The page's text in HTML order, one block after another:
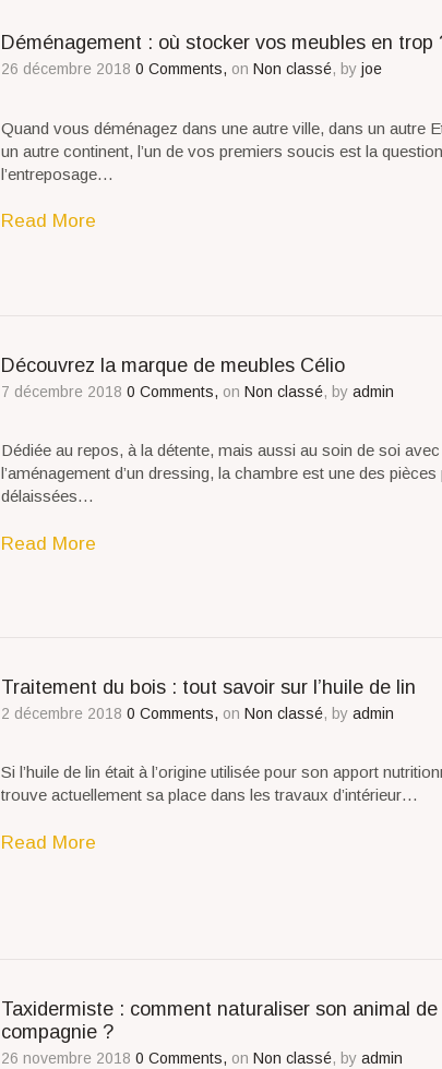
Déménagement : où stocker vos meubles en trop
26 décembre 2018 0 Comments, on Non classé, by joe
Quand vous déménagez dans une autre ville, dans un autre
un autre continent, l’un de vos premiers soucis est la
l’entreposage…
Read More
Découvrez la marque de meubles Célio
7 décembre 2018 0 Comments, on Non classé, by admin
Dédiée au repos, à la détente, mais aussi au soin de soi avec
l’aménagement d’un dressing, la chambre est une des
délaissées…
Read More
Traitement du bois : tout savoir sur l’huile de lin
2 décembre 2018 0 Comments, on Non classé, by admin
Si l’huile de lin était à l’origine utilisée pour son apport
trouve actuellement sa place dans les travaux d’intérieur…
Read More
Taxidermiste : comment naturaliser son animal de
compagnie ?
26 novembre 2018 0 Comments, on Non classé, by admin